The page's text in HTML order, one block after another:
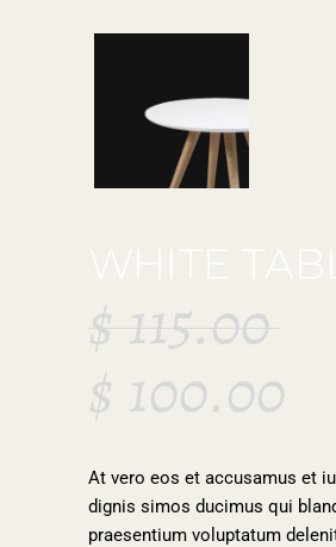
$115.00
$ 100.00
At vero eos et accusamus et
dignis simos ducimus qui
praesentium voluptatum